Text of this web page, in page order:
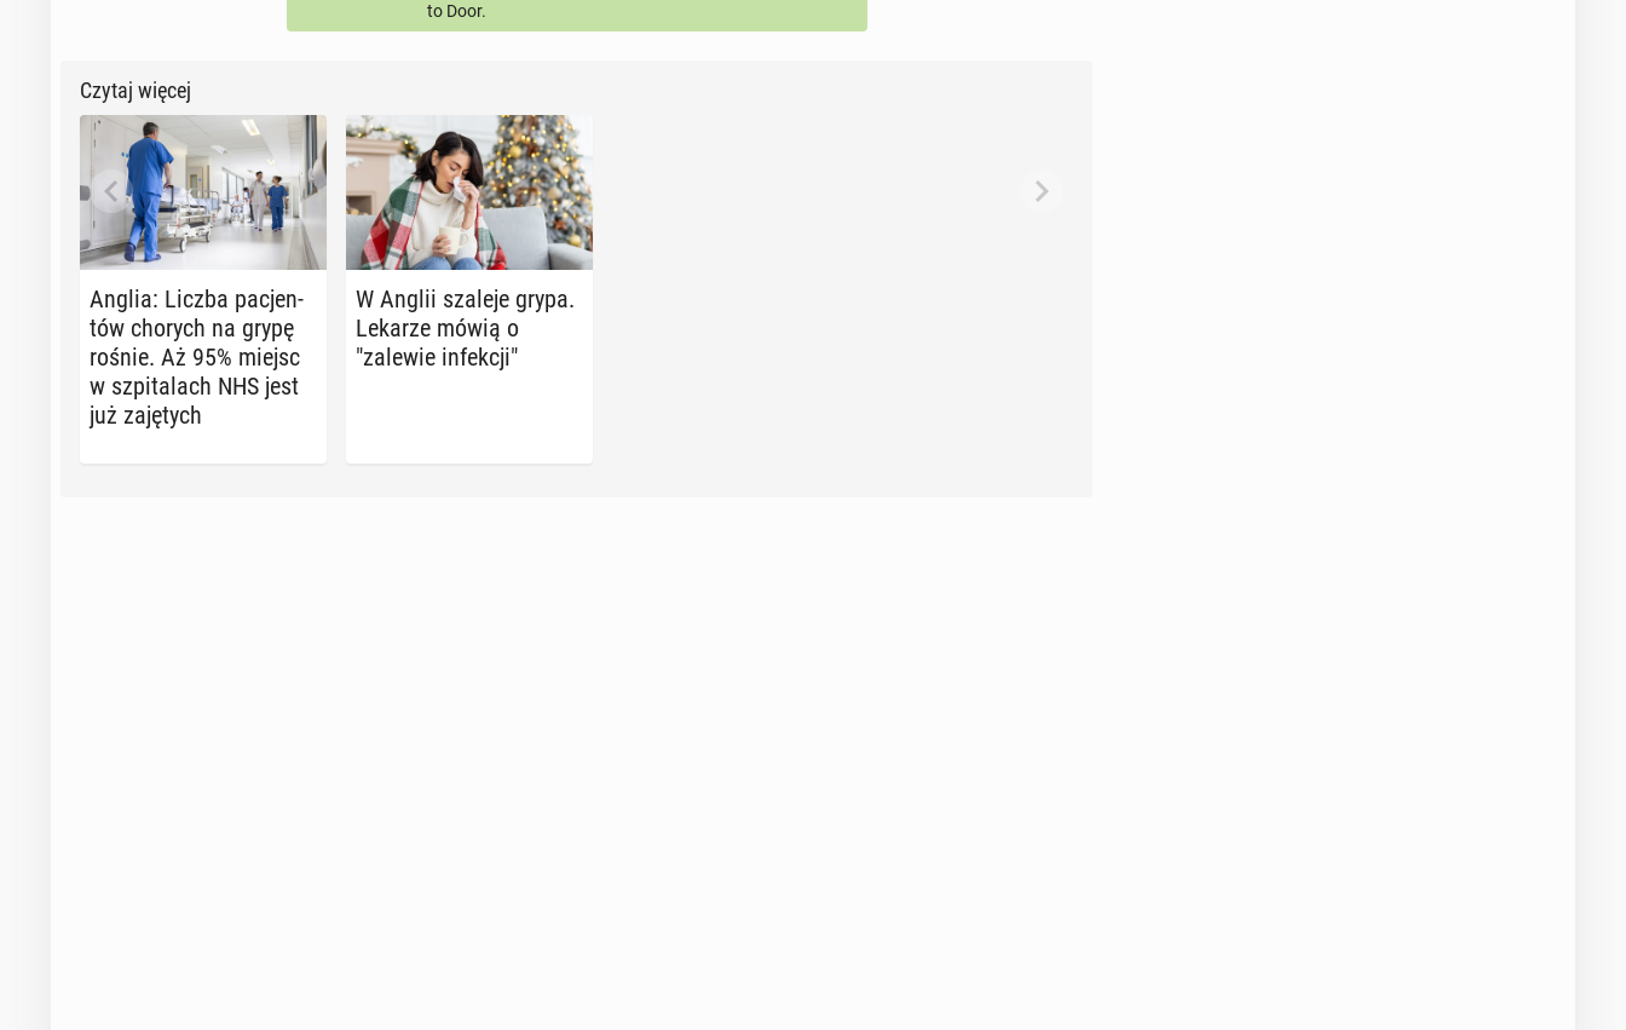
to Door.
Czytaj więcej
Anglia: Liczba pa­cjen­
tów chorych na grypę
rośnie. Aż 95% miejsc
w szpi­ta­lach NHS jest
już za­ję­tych
W Anglii szaleje grypa.
Lekarze mówią o
"zalewie in­fek­cji"